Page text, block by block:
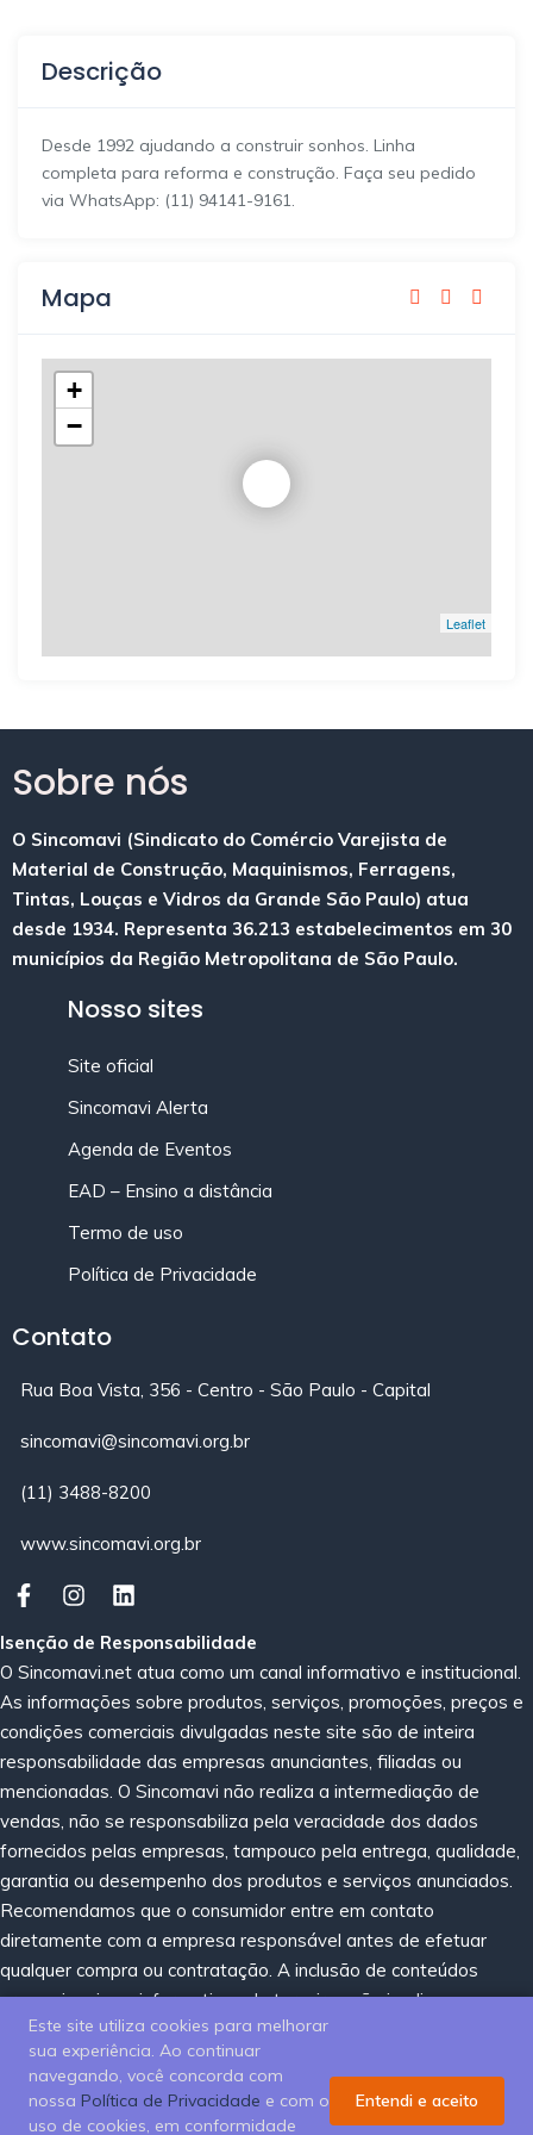
Descrição
Desde 1992 ajudando a construir sonhos. Linha
completa para reforma e construção. Faça seu pedido
via WhatsApp: (11) 94141-9161.
Mapa
+
−
Leaflet
Sobre nós
O Sincomavi (Sindicato do Comércio Varejista de
Material de Construção, Maquinismos, Ferragens,
Tintas, Louças e Vidros da Grande São Paulo) atua
desde 1934. Representa 36.213 estabelecimentos em 30
municípios da Região Metropolitana de São Paulo.
Nosso sites
Site oficial
Sincomavi Alerta
Agenda de Eventos
EAD – Ensino a distância
Termo de uso
Política de Privacidade
Contato
Rua Boa Vista, 356 - Centro - São Paulo - Capital
sincomavi@sincomavi.org.br
(11) 3488-8200
www.sincomavi.org.br
Isenção de Responsabilidade
O Sincomavi.net atua como um canal informativo e institucional.
As informações sobre produtos, serviços, promoções, preços e
condições comerciais divulgadas neste site são de inteira
responsabilidade das empresas anunciantes, filiadas ou
mencionadas. O Sincomavi não realiza a intermediação de
vendas, não se responsabiliza pela veracidade dos dados
fornecidos pelas empresas, tampouco pela entrega, qualidade,
garantia ou desempenho dos produtos e serviços anunciados.
Recomendamos que o consumidor entre em contato
diretamente com a empresa responsável antes de efetuar
qualquer compra ou contratação. A inclusão de conteúdos
promocionais ou informativos de terceiros não implica em
recomendação, certificação ou endosso por parte do Sincomavi.
Este site utiliza cookies para melhorar
sua experiência. Ao continuar
navegando, você concorda com
nossa Política de Privacidade e com o
uso de cookies, em conformidade
Entendi e aceito